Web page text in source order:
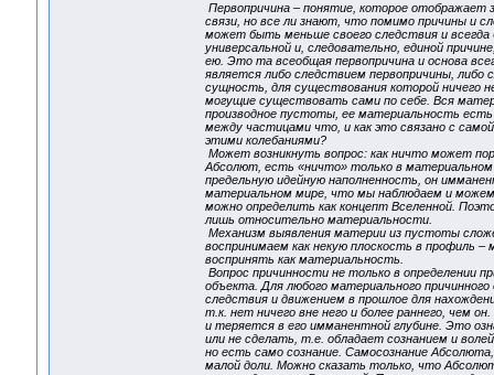
Первопричина – понятие, которое отображает
связи, но все ли знают, что помимо причины и
может быть меньше своего следствия и всегда
универсальной и, следовательно, единой
ею. Это та всеобщая первопричина и основа
является либо следствием первопричины, либо
сущность, для существования которой ничего
могущие существовать сами по себе. Вся
производное пустоты, ее материальность
между частицами что, и как это связано с
этими колебаниями?
Может возникнуть вопрос: как ничто может
Абсолют, есть «ничто» только в
предельную идейную наполненность, он
материальном мире, что мы наблюдаем и
можно определить как концепт Вселенной.
лишь относительно материальности.
Механизм выявления материи из пустоты
воспринимаем как некую плоскость в профиль
воспринять как материальность.
Вопрос причинности не только в определении
объекта. Для любого материального
следствия и движением в прошлое для
т.к. нет ничего вне него и более раннего, чем
и теряется в его имманентной глубине. Это
или не сделать, т.е. обладает сознанием и
но есть само сознание. Самосознание
малой доли. Можно сказать только, что